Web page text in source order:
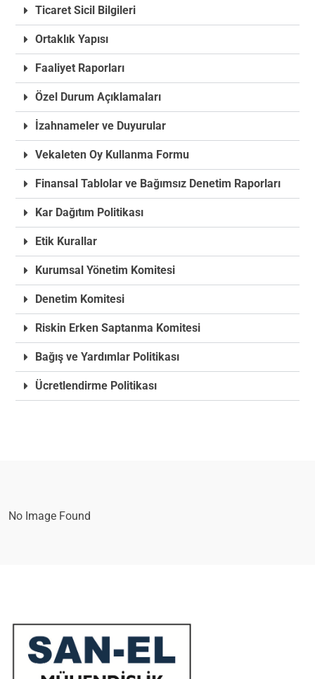
Ticaret Sicil Bilgileri
Ortaklık Yapısı
Faaliyet Raporları
Özel Durum Açıklamaları
İzahnameler ve Duyurular
Vekaleten Oy Kullanma Formu
Finansal Tablolar ve Bağımsız Denetim Raporları
Kar Dağıtım Politikası
Etik Kurallar
Kurumsal Yönetim Komitesi
Denetim Komitesi
Riskin Erken Saptanma Komitesi
Bağış ve Yardımlar Politikası
Ücretlendirme Politikası
No Image Found